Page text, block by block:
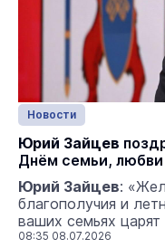
Новости
Юрий Зайцев
Днём семьи, любви
Юрий Зайцев:
благополучия и
ваших семьях
08:35 08.07.2026